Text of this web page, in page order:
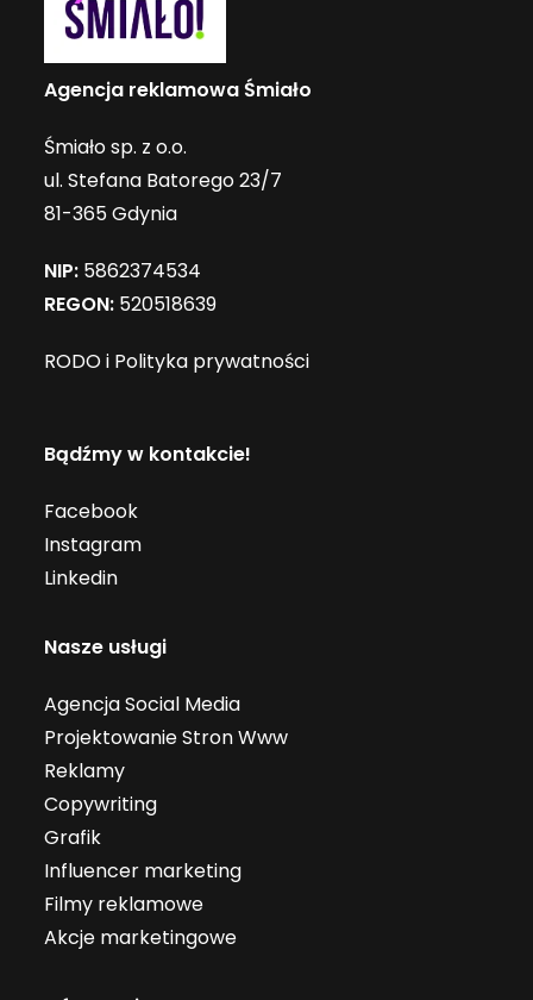
Agencja reklamowa Śmiało
Śmiało sp. z o.o.
ul. Stefana Batorego 23/7
81-365 Gdynia
NIP: 5862374534
REGON: 520518639
RODO i Polityka prywatności
Bądźmy w kontakcie!
Facebook
Instagram
Linkedin
Nasze usługi
Agencja Social Media
Projektowanie Stron Www
Reklamy
Copywriting
Grafik
Influencer marketing
Filmy reklamowe
Akcje marketingowe